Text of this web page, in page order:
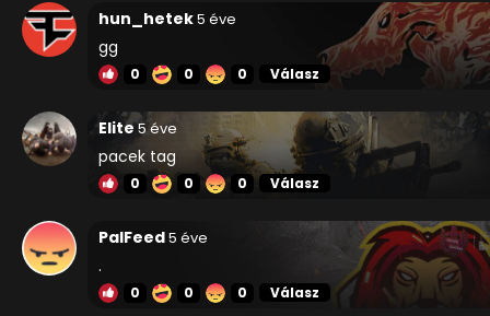
hun_hetek5 éve
gg
0 0 0 Válasz
Elite5 éve
pacek tag
0 0 0 Válasz
PalFeed5 éve
.
0 0 0 Válasz